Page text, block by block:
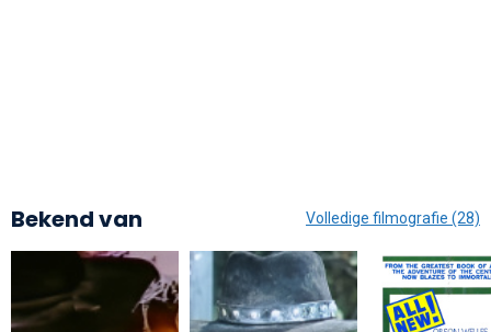
Bekend van Volledige filmografie (28)